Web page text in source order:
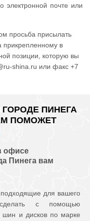
электронной почте или
просьба присылать
прикрепленному в
позиции, которую вы
shina.ru или факс +7
ПИНЕГА
ПОМОЖЕТ
офисе
Пинега вам
для вашего
с помощью
шин и дисков по марке